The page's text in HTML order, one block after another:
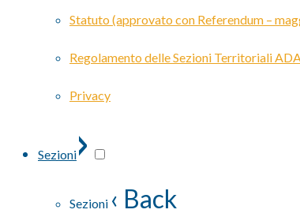
Statuto (approvato con Referendum –
Regolamento delle Sezioni Territoriali
Privacy
Sezioni›
Sezioni ‹ Back